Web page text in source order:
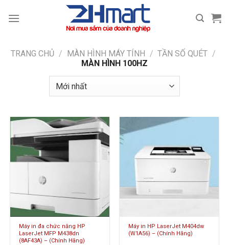
qua
TRANG CHỦ / MÀN HÌNH MÁY TÍNH / TẦN SỐ QUÉT /
MÀN HÌNH 100HZ
Máy in đa chức năng HP
LaserJet MFP M438dn
(8AF43A) – (Chính Hãng)
Máy in HP LaserJet M404dw
(W1A56) – (Chính Hãng)